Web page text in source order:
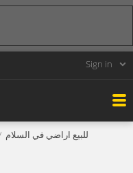
Sign in
للبيع اراضي في السلام